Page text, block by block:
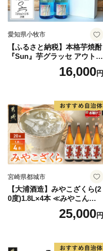
愛知県小牧市
【ふるさと納税】本格芋焼酎
『Sun』芋グラッセ アウトド
ア ソロキャンプ ベランピン
グ 巣ごもり 就労支援16,000円
宮崎県都城市
【大浦酒造】みやこざくら(2
0度)1.8L×4本 ≪みやこんじょ
特急便≫_AD-077125,000円